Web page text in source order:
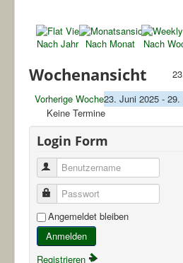
Nach Jahr Nach Monat Nach
Wochenansicht
Vorherige Woche23. Juni 2025 -
Keine Termine
Login Form
Benutzername
Passwort
Angemeldet bleiben
Anmelden
Registrieren